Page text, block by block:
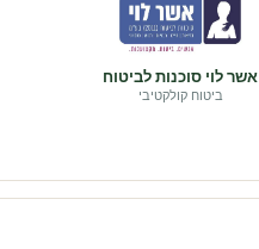
אשר לוי סוכנות לביטוח
ביטוח קולקטיבי